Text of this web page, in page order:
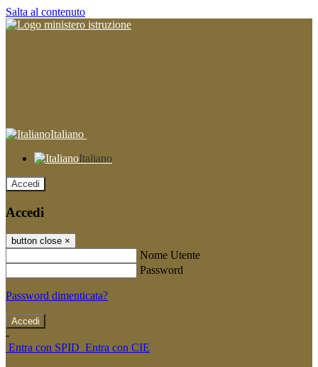
Salta al contenuto
Italiano
Italiano
Accedi
Accedi
button close ×
Nome Utente
Password
Password dimenticata?
-
Entra con SPID Entra con CIE